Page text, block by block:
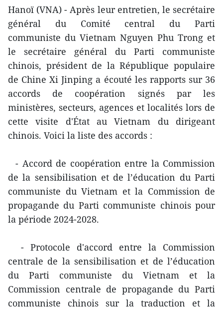
Hanoï (VNA) - Après leur entretien, le secrétaire
général du Comité central du Parti
communiste du Vietnam Nguyen Phu Trong et
le secrétaire général du Parti communiste
chinois, président de la République populaire
de Chine Xi Jinping a écouté les rapports sur 36
accords de coopération signés par les
ministères, secteurs, agences et localités lors de
cette visite d'État au Vietnam du dirigeant
chinois. Voici la liste des accords :
- Accord de coopération entre la Commission
de la sensibilisation et de l’éducation du Parti
communiste du Vietnam et la Commission de
propagande du Parti communiste chinois pour
la période 2024-2028.
- Protocole d'accord entre la Commission
centrale de la sensibilisation et de l’éducation
du Parti communiste du Vietnam et la
Commission centrale de propagande du Parti
communiste chinois sur la traduction et la